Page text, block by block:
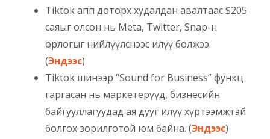
Tiktok апп доторх худалдан авалтаас $205
саяыг олсон нь Meta, Twitter, Snap-н
орлогыг нийлүүлснээс илүү болжээ.
(Эндээс)
Tiktok шинээр “Sound for Business” функц
гаргасан нь маркетерүүд, бизнесийн
байгууллагуудад ая дууг илүү хүртээмжтэй
болгох зорилготой юм байна. (Эндээс)